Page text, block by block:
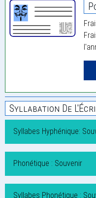
Syllabation De
Syllabes Hyphénique:
Phonétique : Souvenir
Syllabes Phonétique :